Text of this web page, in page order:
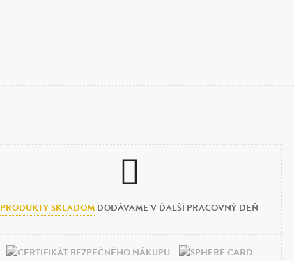
PRODUKTY SKLADOM DODÁVAME V ĎALŠÍ PRACOVNÝ DEŇ